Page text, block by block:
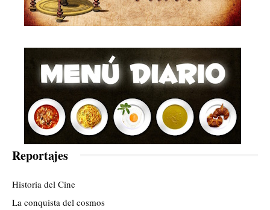
Reportajes
Historia del Cine
La conquista del cosmos